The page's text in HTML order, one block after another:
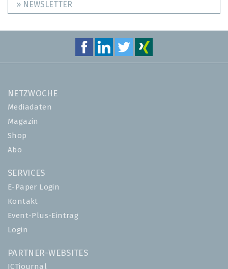
» NEWSLETTER
NETZWOCHE
Mediadaten
Magazin
Shop
Abo
SERVICES
E-Paper Login
Kontakt
Event-Plus-Eintrag
Login
PARTNER-WEBSITES
ICTjournal